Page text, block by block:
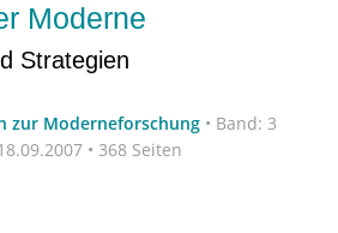
Moderne
Strategien
zur Moderneforschung • Band: 3
• 368 Seiten